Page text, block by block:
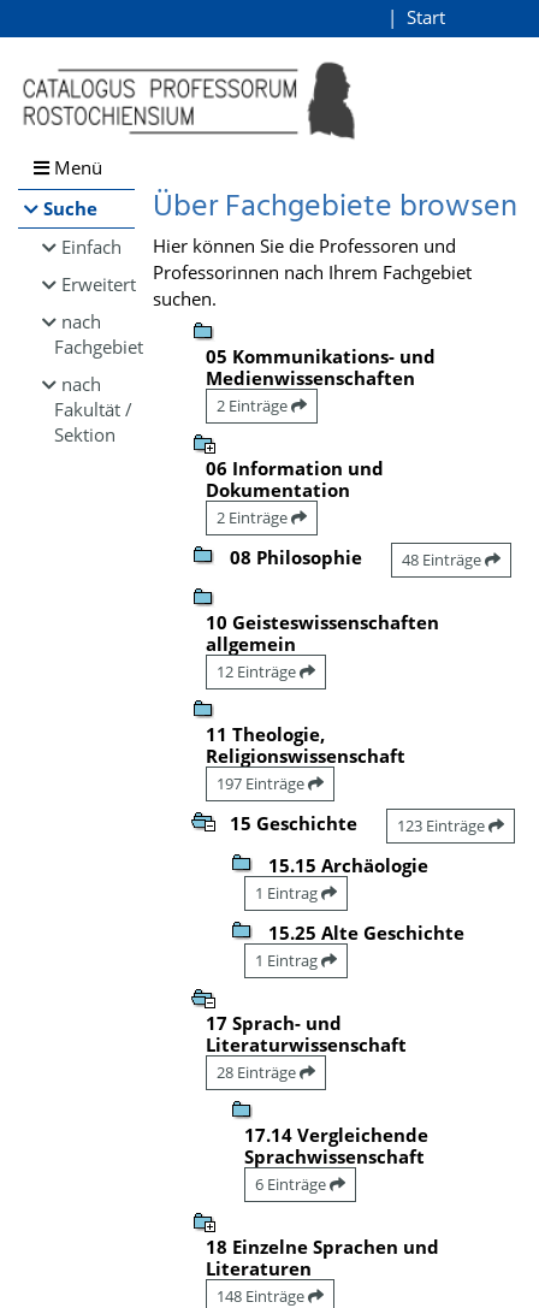
Browsen
direkt zum Inhalt
Start
Menü
Suche
Einfach
Erweitert
nach
Fachgebiet
nach
Fakultät /
Sektion
Über Fachgebiete browsen
Hier können Sie die Professoren und
Professorinnen nach Ihrem Fachgebiet
suchen.
05 Kommunikations- und
Medienwissenschaften
2 Einträge
06 Information und
Dokumentation
2 Einträge
08 Philosophie 48 Einträge
10 Geisteswissenschaften
allgemein
12 Einträge
11 Theologie,
Religionswissenschaft
197 Einträge
15 Geschichte 123 Einträge
15.15 Archäologie
1 Eintrag
15.25 Alte Geschichte
1 Eintrag
17 Sprach- und
Literaturwissenschaft
28 Einträge
17.14 Vergleichende
Sprachwissenschaft
6 Einträge
18 Einzelne Sprachen und
Literaturen
148 Einträge